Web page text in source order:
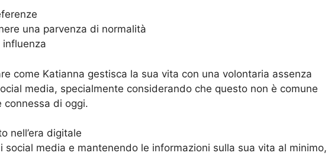
una parvenza di normalità
influenza
come Katianna gestisca la sua vita con una volontaria assenza
media, specialmente considerando che questo non è comune
connessa di oggi.
nell’era digitale
social media e mantenendo le informazioni sulla sua vita al minimo,